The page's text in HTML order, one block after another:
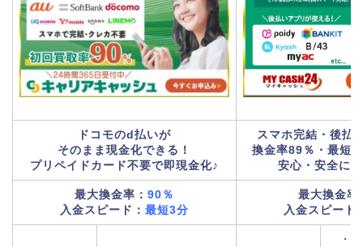
ドコモのd払いが
そのまま現金化できる！
プリペイドカード不要で即現金化♪
スマホ完結・後払
換金率89％・最短3
安心・安全に
最大換金率： 90％
入金スピード： 最短3分
最大換金率
入金スピード
・キ